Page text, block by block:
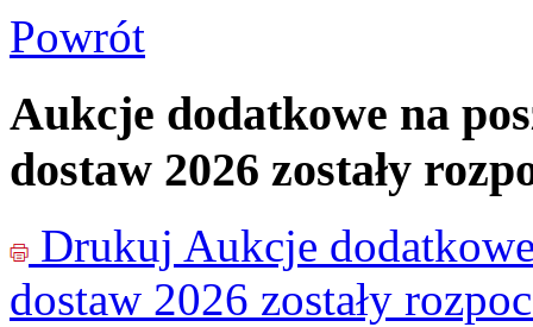
Powrót
Aukcje dodatkowe na
dostaw 2026 zostały
Drukuj Aukcje
dostaw 2026 zostały